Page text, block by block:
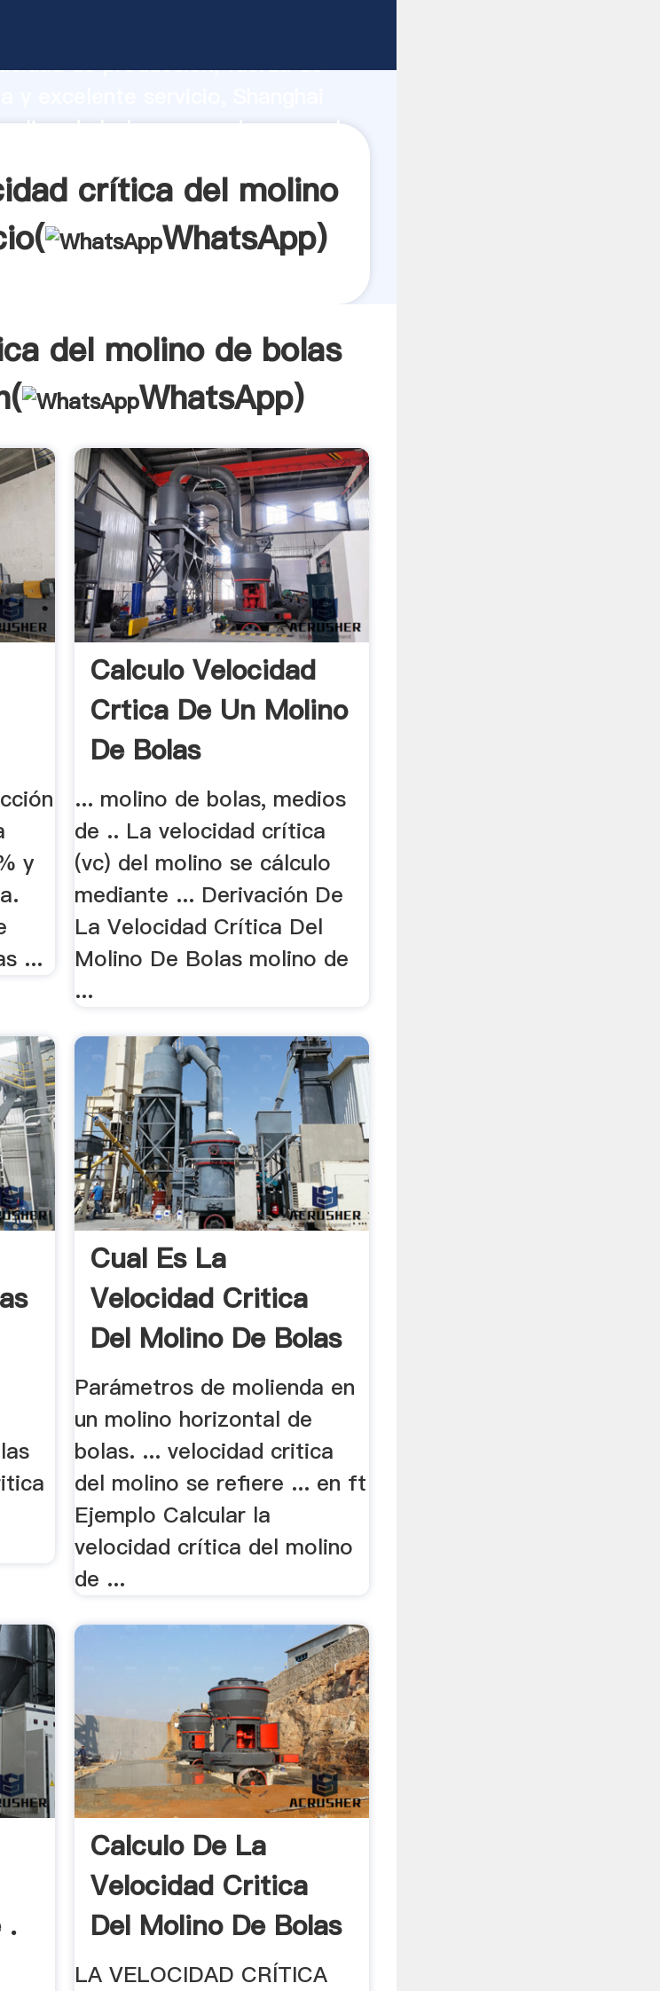
de producción, fuerza de
de bolas proveedor crea el
crítica del molino
WhatsApp)
del molino de bolas
WhatsApp)
y
...
Calculo Velocidad
Crtica De Un Molino
De Bolas
... molino de bolas, medios
de .. La velocidad crítica
(vc) del molino se cálculo
mediante ... Derivación De
La Velocidad Crítica Del
Molino De Bolas molino de
...
Cual Es La
Velocidad Critica
Del Molino De Bolas
Parámetros de molienda en
un molino horizontal de
bolas. ... velocidad critica
del molino se refiere ... en ft
Ejemplo Calcular la
velocidad crítica del molino
de ...
.
Calculo De La
Velocidad Critica
Del Molino De Bolas
LA VELOCIDAD CRÍTICA